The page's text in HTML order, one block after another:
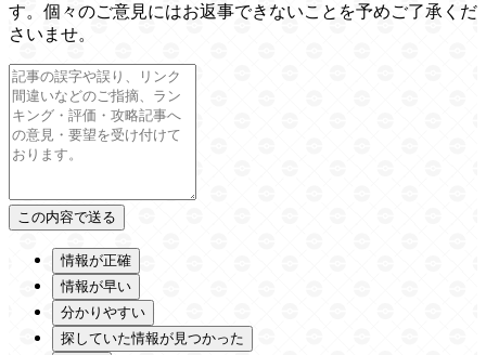
す。個々のご意見にはお返事できないことを予めご了承くだ
さいませ。
情報が正確
情報が早い
分かりやすい
探していた情報が見つかった